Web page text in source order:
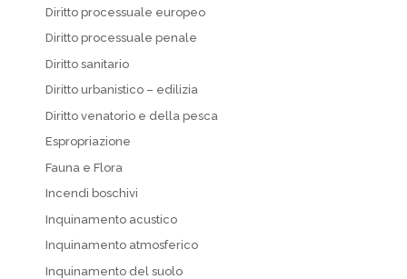
Diritto processuale europeo
Diritto processuale penale
Diritto sanitario
Diritto urbanistico – edilizia
Diritto venatorio e della pesca
Espropriazione
Fauna e Flora
Incendi boschivi
Inquinamento acustico
Inquinamento atmosferico
Inquinamento del suolo